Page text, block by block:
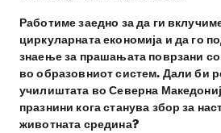
Работиме заедно за да ги
циркуларната економија и да го
знаење за прашањата поврзани
во образовниот систем. Дали би
училиштата во Северна
празнини кога станува збор за
животната средина?